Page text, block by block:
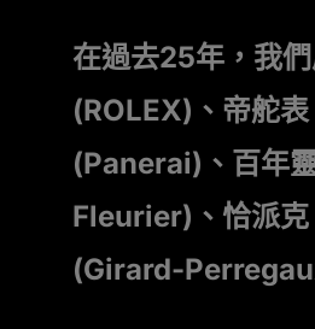
在過去25年，我
(ROLEX)、帝舵
(Panerai)、百年
Fleurier)、恰派
(Girard-